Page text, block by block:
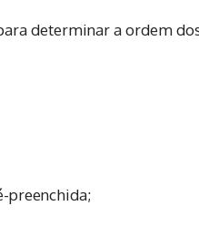
determinar a ordem
preenchida;